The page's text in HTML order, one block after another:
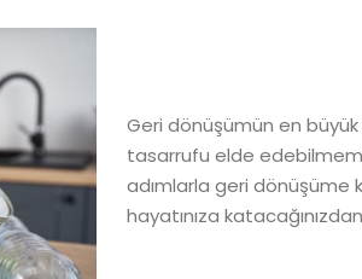
Geri dönüşümün en
tasarrufu elde
adımlarla geri dönüşüme
hayatınıza